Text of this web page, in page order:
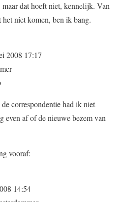
dat hoeft niet, kennelijk. Van
het niet komen, ben ik bang.
2008 17:17
correspondentie had ik niet
af of de nieuwe bezem van
vooraf:
14:54